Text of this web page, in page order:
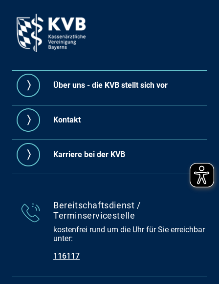
Über uns - die KVB stellt sich vor
Kontakt
Karriere bei der KVB
Bereitschaftsdienst /
Terminservicestelle
kostenfrei rund um die Uhr für Sie erreichbar
unter:
116117